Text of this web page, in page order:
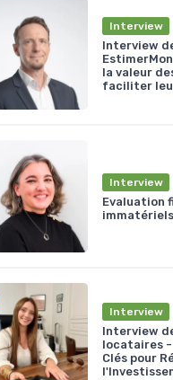
Interview
Interview
la valeur
faciliter
Interview
Evaluation
Interview
Interview
locataires -
Clés pour